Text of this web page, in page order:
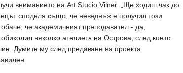
вниманието на Art Studio Vilner. „Ще ходиш чак до
споделя също, че неведнъж е получил този
че академичният преподавател - да,
няколко ателиета на Острова, след което
Думите му след предаване на проекта